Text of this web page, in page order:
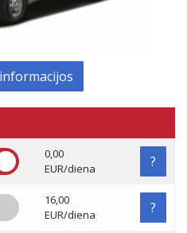
0,00
EUR/diena
?
16,00
EUR/diena
?